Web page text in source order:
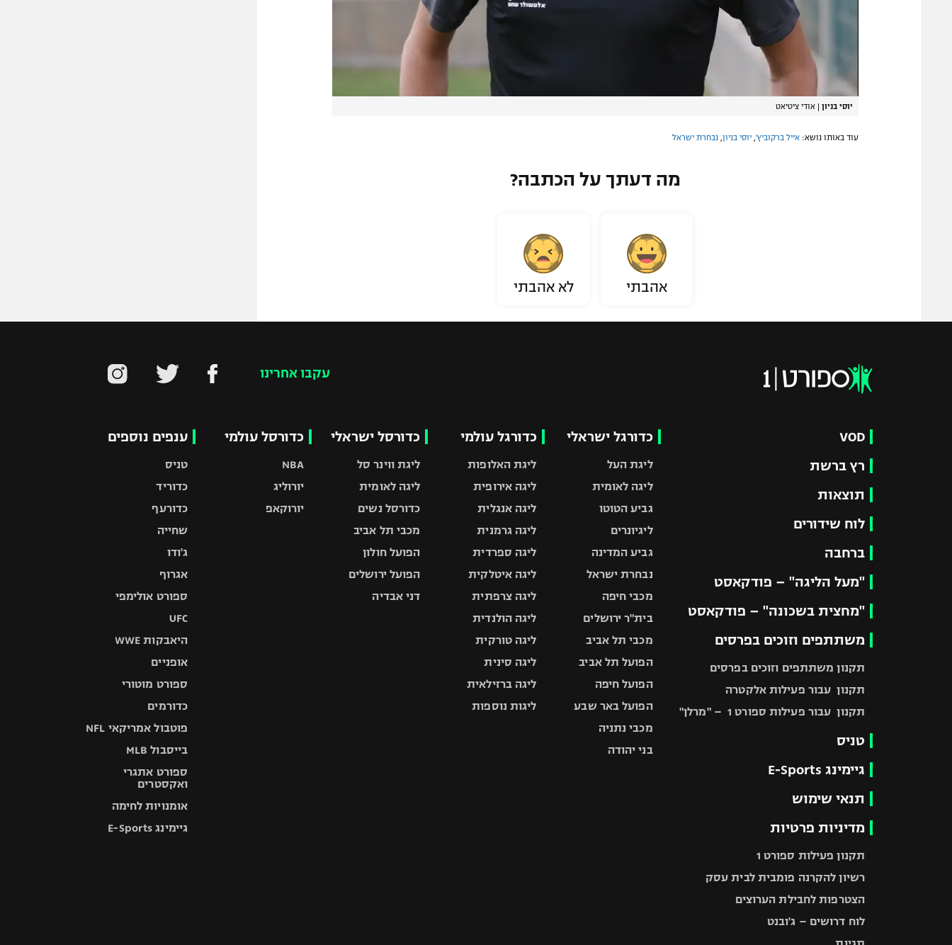
יוסי בניון אודי ציטיאט
עוד באותו נושא: אייל ברקוביץ', יוסי בניון, נבחרת ישראל
מה דעתך על הכתבה?
אהבתי לא אהבתי
עקבו אחרינו
VOD
רץ ברשת
תוצאות
לוח שידורים
ברחבה
"מעל הליגה" – פודקאסט
"מחצית בשכונה" – פודקאסט
משתתפים וזוכים בפרסים
תקנון משתתפים וזוכים בפרסים
תקנון עבור פעילות אלקטרה
תקנון עבור פעילות ספורט 1 – "מרלן"
טניס
גיימינג E-Sports
תנאי שימוש
מדיניות פרטיות
תקנון פעילות ספורט 1
רשיון להקרנה פומבית לבית עסק
הצטרפות לחבילת הערוצים
לוח דרושים – ג'ובנט
כדורגל ישראלי
ליגת העל
ליגה לאומית
גביע הטוטו
ליגיונרים
גביע המדינה
נבחרת ישראל
מכבי חיפה
בית"ר ירושלים
מכבי תל אביב
הפועל תל אביב
הפועל חיפה
הפועל באר שבע
מכבי נתניה
בני יהודה
כדורגל עולמי
ליגת האלופות
ליגה אירופית
ליגה אנגלית
ליגה גרמנית
ליגה ספרדית
ליגה איטלקית
ליגה צרפתית
ליגה הולנדית
ליגה טורקית
ליגה סינית
ליגה ברזילאית
ליגות נוספות
כדורסל ישראלי
ליגת ווינר סל
ליגה לאומית
כדורסל נשים
מכבי תל אביב
הפועל חולון
הפועל ירושלים
דני אבדיה
כדורסל עולמי
NBA
יורוליג
יורוקאפ
ענפים נוספים
טניס
כדוריד
כדורעף
שחייה
ג'ודו
אגרוף
ספורט אולימפי
UFC
היאבקות WWE
אופניים
ספורט מוטורי
כדורמים
פוטבול אמריקאי NFL
בייסבול MLB
ספורט אתגרי
ואקסטרים
אומנויות לחימה
גיימינג E-Sports